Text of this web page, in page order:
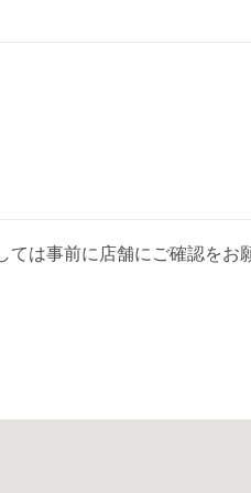
は事前に店舗にご確認をお